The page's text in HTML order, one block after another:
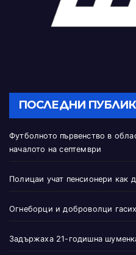
ПОСЛЕДНИ
Футболното първенство в
началото на септември
Полицаи учат пенсионери как
Огнеборци и доброволци
Задържаха 21-годишна